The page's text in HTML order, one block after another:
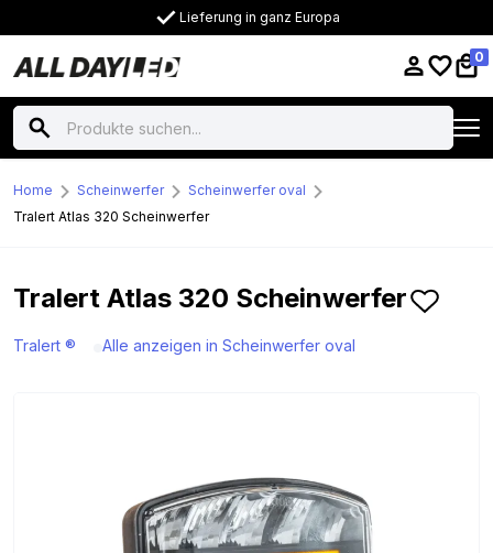
Lieferung in ganz Europa
0
Home Scheinwerfer
Scheinwerfer oval
Tralert Atlas 320 Scheinwerfer
Tralert Atlas 320 Scheinwerfer
Tralert ® Alle anzeigen in Scheinwerfer oval